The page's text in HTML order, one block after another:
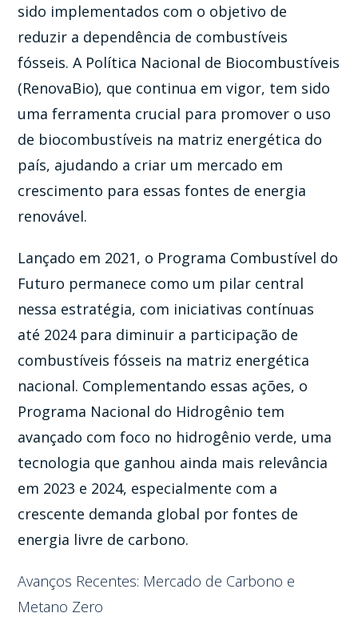
sido implementados com o objetivo de
reduzir a dependência de combustíveis
fósseis. A Política Nacional de Biocombustíveis
(RenovaBio), que continua em vigor, tem sido
uma ferramenta crucial para promover o uso
de biocombustíveis na matriz energética do
país, ajudando a criar um mercado em
crescimento para essas fontes de energia
renovável.
Lançado em 2021, o Programa Combustível do
Futuro permanece como um pilar central
nessa estratégia, com iniciativas contínuas
até 2024 para diminuir a participação de
combustíveis fósseis na matriz energética
nacional. Complementando essas ações, o
Programa Nacional do Hidrogênio tem
avançado com foco no hidrogênio verde, uma
tecnologia que ganhou ainda mais relevância
em 2023 e 2024, especialmente com a
crescente demanda global por fontes de
energia livre de carbono.
Avanços Recentes: Mercado de Carbono e
Metano Zero